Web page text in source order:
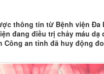
thông tin từ Bệnh viện
đang điều trị chảy máu
Công an tỉnh đã huy động